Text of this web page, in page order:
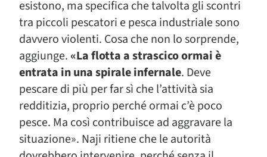
esistono, ma specifica che talvolta gli scontri
tra piccoli pescatori e pesca industriale sono
davvero violenti. Cosa che non lo sorprende,
aggiunge. «La flotta a strascico ormai è
entrata in una spirale infernale. Deve
pescare di più per far sì che l’attività sia
redditizia, proprio perché ormai c’è poco
pesce. Ma così contribuisce ad aggravare la
situazione». Naji ritiene che le autorità